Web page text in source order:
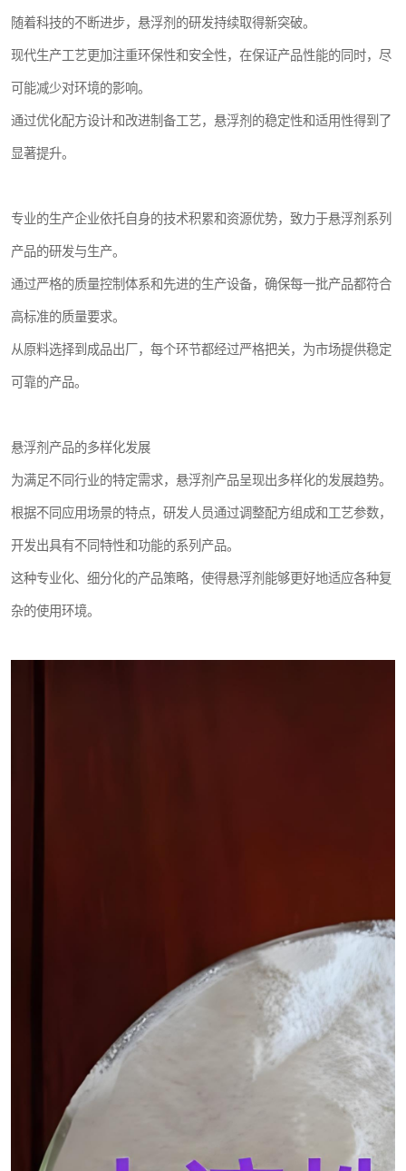
随着科技的不断进步，悬浮剂的研发持续取得新突破。
现代生产工艺更加注重环保性和安全性，在保证产品性能的同时，尽
可能减少对环境的影响。
通过优化配方设计和改进制备工艺，悬浮剂的稳定性和适用性得到了
显著提升。
专业的生产企业依托自身的技术积累和资源优势，致力于悬浮剂系列
产品的研发与生产。
通过严格的质量控制体系和先进的生产设备，确保每一批产品都符合
高标准的质量要求。
从原料选择到成品出厂，每个环节都经过严格把关，为市场提供稳定
可靠的产品。
悬浮剂产品的多样化发展
为满足不同行业的特定需求，悬浮剂产品呈现出多样化的发展趋势。
根据不同应用场景的特点，研发人员通过调整配方组成和工艺参数，
开发出具有不同特性和功能的系列产品。
这种专业化、细分化的产品策略，使得悬浮剂能够更好地适应各种复
杂的使用环境。